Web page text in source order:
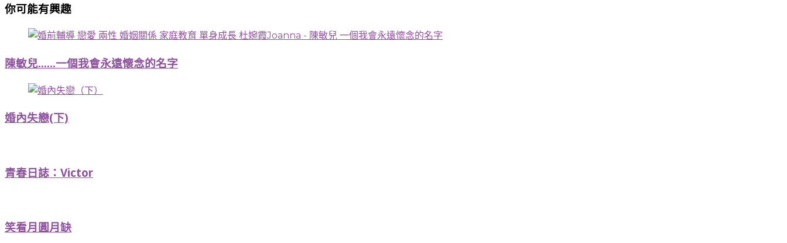
你可能有興趣
陳敏兒……一個我會永遠懷念的名字
婚內失戀(下)
青春日誌：Victor
笑看月圓月缺